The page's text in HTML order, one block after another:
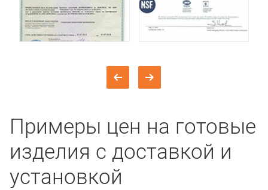
Примеры цен на готовые
изделия с доставкой и
установкой